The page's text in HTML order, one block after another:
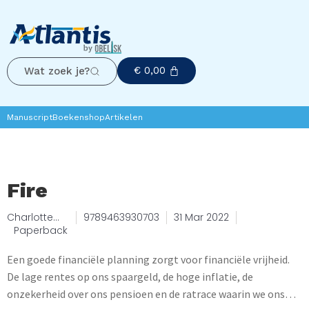
Wat zoek je? € 0,00
ManuscriptBoekenshopArtikelen
Fire
Charlotte
Van
9789463930703
31 Mar 2022
Paperback
Een goede financiële planning zorgt voor financiële vrijheid.
De lage rentes op ons spaargeld, de hoge inflatie, de
onzekerheid over ons pensioen en de ratrace waarin we ons